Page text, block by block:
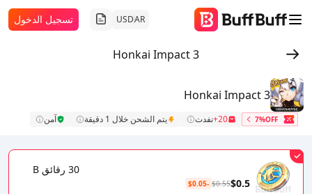
AR
USD تسجيل الدخول
Honkai Impact 3
Honkai Impact 3
7%OFF
20+ نفدت يتم الشحن خلال 1 دقيقة آمن
30 رقائق B
$0.5
$0.55
-$0.05